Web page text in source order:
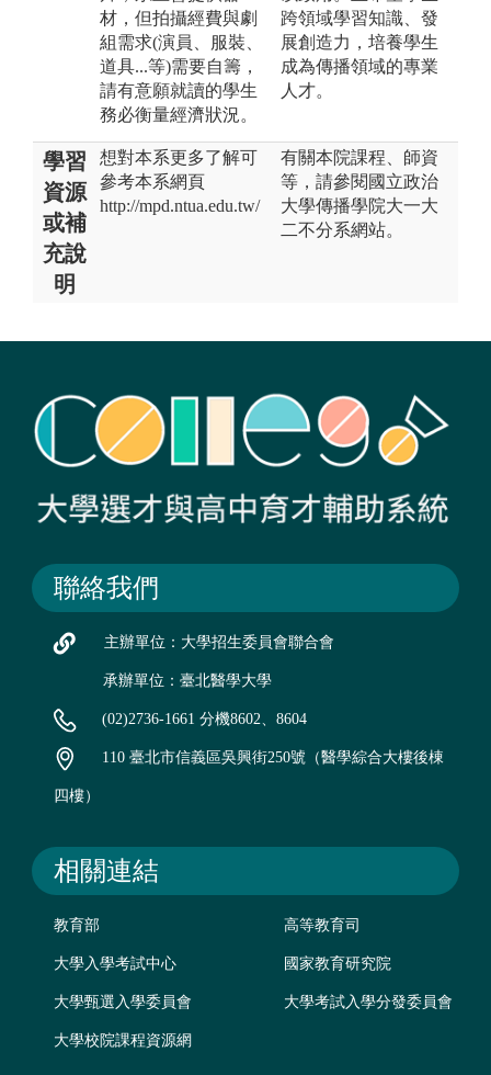
材，但拍攝經費與劇
組需求(演員、服裝、
道具...等)需要自籌，
請有意願就讀的學生
務必衡量經濟狀況。
跨領域學習知識、發
展創造力，培養學生
成為傳播領域的專業
人才。
學習
資源
或補
充說
明
想對本系更多了解可
參考本系網頁
http://mpd.ntua.edu.tw/
有關本院課程、師資
等，請參閱國立政治
大學傳播學院大一大
二不分系網站。
聯絡我們
主辦單位：大學招生委員會聯合會
承辦單位：臺北醫學大學
(02)2736-1661 分機8602、8604
110 臺北市信義區吳興街250號（醫學綜合大樓後棟
四樓）
相關連結
教育部 高等教育司
大學入學考試中心 國家教育研究院
大學甄選入學委員會 大學考試入學分發委員會
大學校院課程資源網